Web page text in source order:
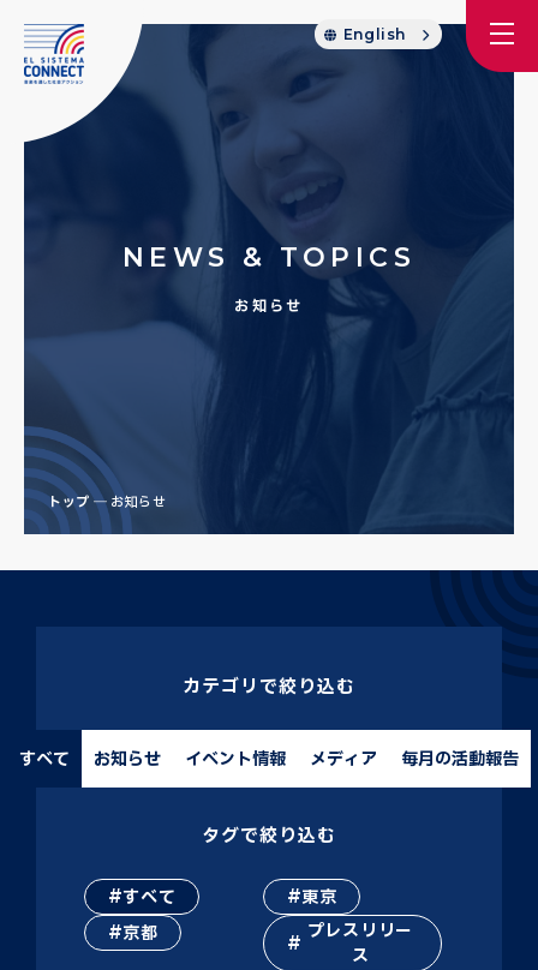
English
NEWS & TOPICS
お知らせ
トップ お知らせ
カテゴリで絞り込む
すべて お知らせ イベント情報 メディア 毎月の活動報告
タグで絞り込む
すべて
東京
京都
プレスリリー
ス